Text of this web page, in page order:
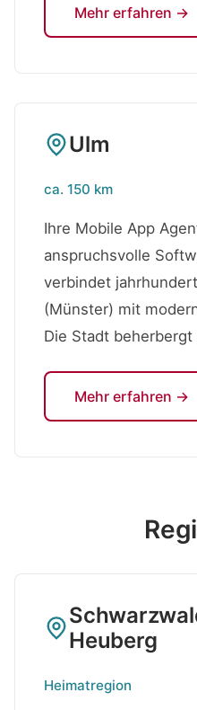
Mehr erfahren →
Ulm
ca. 150 km
Ihre Mobile App
anspruchsvolle
verbindet
(Münster) mit
Die Stadt
Mehr erfahren →
Heuberg
Heimatregion